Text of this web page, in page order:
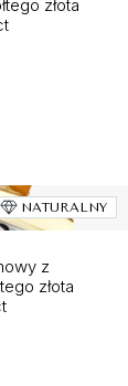
złota
NATURALNY
z
złota